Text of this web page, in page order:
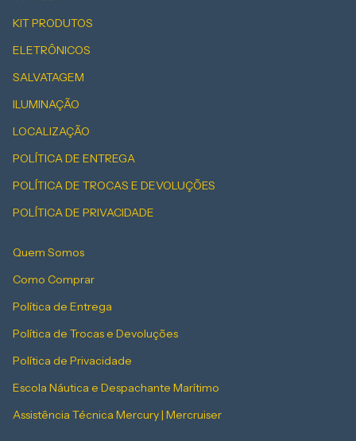
KIT PRODUTOS
ELETRÔNICOS
SALVATAGEM
ILUMINAÇÃO
LOCALIZAÇÃO
POLÍTICA DE ENTREGA
POLÍTICA DE TROCAS E DEVOLUÇÕES
POLÍTICA DE PRIVACIDADE
Quem Somos
Como Comprar
Política de Entrega
Política de Trocas e Devoluções
Política de Privacidade
Escola Náutica e Despachante Marítimo
Assistência Técnica Mercury | Mercruiser